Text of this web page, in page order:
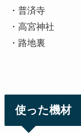
・普済寺
・高宮神社
・路地裏
使った機材